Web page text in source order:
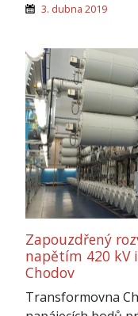
3. dubna 2019
Zapouzdřený
napětím 420 kV
Chodov
Transformovna